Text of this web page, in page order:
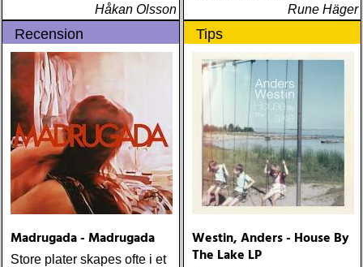
Håkan Olsson
Rune Häger
Recension
Madrugada - Madrugada
Store plater skapes ofte i et
Tips
Westin, Anders - House By
The Lake LP